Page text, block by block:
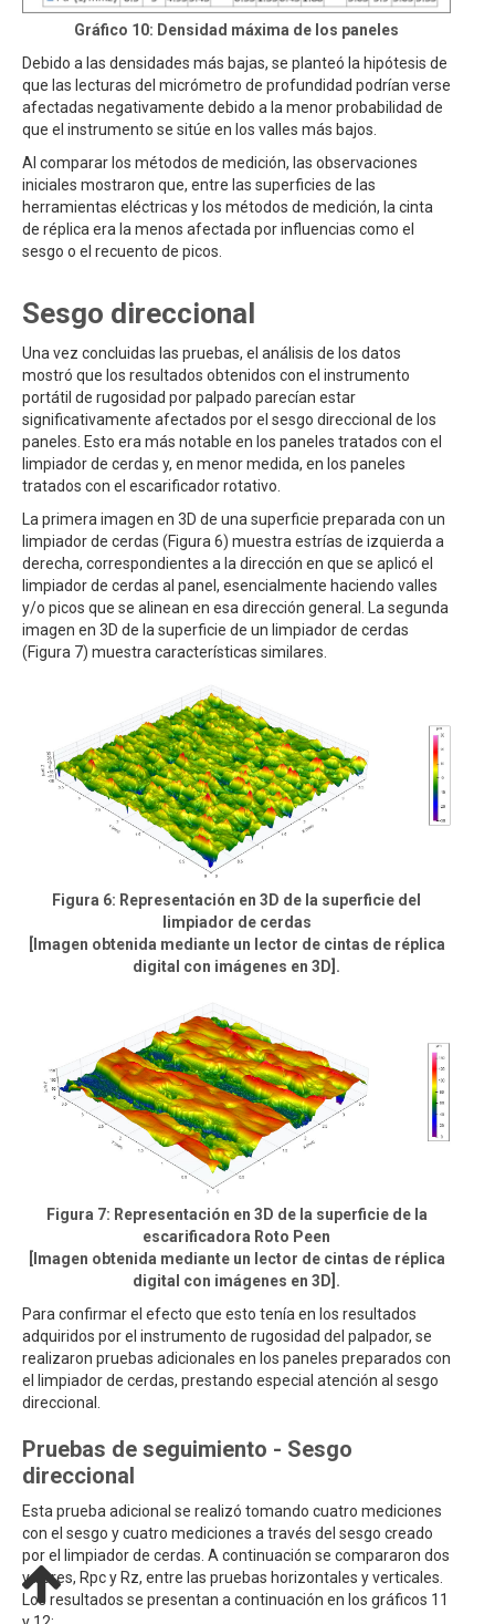
Gráfico 10: Densidad máxima de los paneles
Debido a las densidades más bajas, se planteó la hipótesis de
que las lecturas del micrómetro de profundidad podrían verse
afectadas negativamente debido a la menor probabilidad de
que el instrumento se sitúe en los valles más bajos.
Al comparar los métodos de medición, las observaciones
iniciales mostraron que, entre las superficies de las
herramientas eléctricas y los métodos de medición, la cinta
de réplica era la menos afectada por influencias como el
sesgo o el recuento de picos.
Sesgo direccional
Una vez concluidas las pruebas, el análisis de los datos
mostró que los resultados obtenidos con el instrumento
portátil de rugosidad por palpado parecían estar
significativamente afectados por el sesgo direccional de los
paneles. Esto era más notable en los paneles tratados con el
limpiador de cerdas y, en menor medida, en los paneles
tratados con el escarificador rotativo.
La primera imagen en 3D de una superficie preparada con un
limpiador de cerdas (Figura 6) muestra estrías de izquierda a
derecha, correspondientes a la dirección en que se aplicó el
limpiador de cerdas al panel, esencialmente haciendo valles
y/o picos que se alinean en esa dirección general. La segunda
imagen en 3D de la superficie de un limpiador de cerdas
(Figura 7) muestra características similares.
Figura 6: Representación en 3D de la superficie del
limpiador de cerdas
[Imagen obtenida mediante un lector de cintas de réplica
digital con imágenes en 3D].
Figura 7: Representación en 3D de la superficie de la
escarificadora Roto Peen
[Imagen obtenida mediante un lector de cintas de réplica
digital con imágenes en 3D].
Para confirmar el efecto que esto tenía en los resultados
adquiridos por el instrumento de rugosidad del palpador, se
realizaron pruebas adicionales en los paneles preparados con
el limpiador de cerdas, prestando especial atención al sesgo
direccional.
Pruebas de seguimiento - Sesgo
direccional
Esta prueba adicional se realizó tomando cuatro mediciones
con el sesgo y cuatro mediciones a través del sesgo creado
por el limpiador de cerdas. A continuación se compararon dos
valores, Rpc y Rz, entre las pruebas horizontales y verticales.
Los resultados se presentan a continuación en los gráficos 11